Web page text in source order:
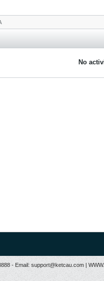
No
- Email: support@ketcau.com |